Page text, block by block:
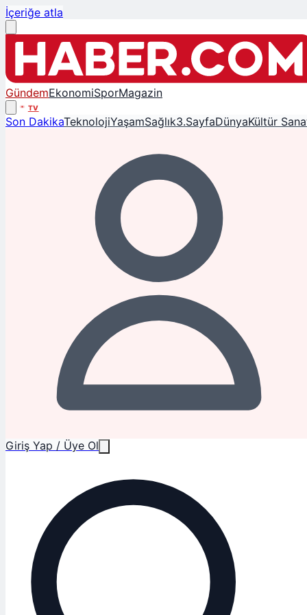
İçeriğe atla
GündemEkonomiSporMagazin
TV
Son DakikaTeknolojiYaşamSağlık3.SayfaDünyaKültür
Giriş Yap / Üye Ol